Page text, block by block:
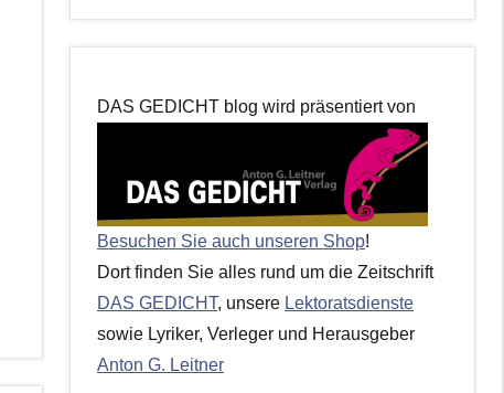
DAS GEDICHT blog wird präsentiert von
Besuchen Sie auch unseren Shop!
Dort finden Sie alles rund um die Zeitschrift
DAS GEDICHT, unsere Lektoratsdienste
sowie Lyriker, Verleger und Herausgeber
Anton G. Leitner